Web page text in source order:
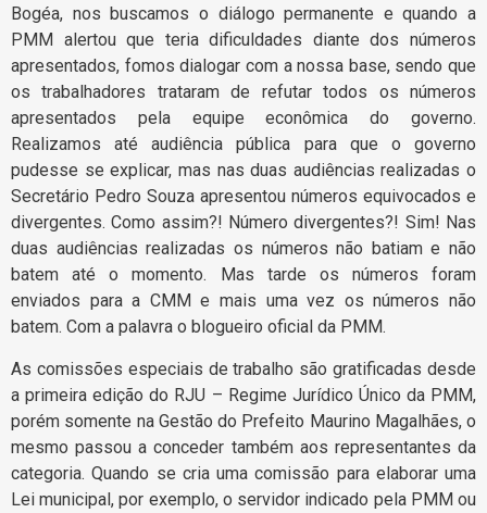
Bogéa, nos buscamos o diálogo permanente e quando a
PMM alertou que teria dificuldades diante dos números
apresentados, fomos dialogar com a nossa base, sendo que
os trabalhadores trataram de refutar todos os números
apresentados pela equipe econômica do governo.
Realizamos até audiência pública para que o governo
pudesse se explicar, mas nas duas audiências realizadas o
Secretário Pedro Souza apresentou números equivocados e
divergentes. Como assim?! Número divergentes?! Sim! Nas
duas audiências realizadas os números não batiam e não
batem até o momento. Mas tarde os números foram
enviados para a CMM e mais uma vez os números não
batem. Com a palavra o blogueiro oficial da PMM.
As comissões especiais de trabalho são gratificadas desde
a primeira edição do RJU – Regime Jurídico Único da PMM,
porém somente na Gestão do Prefeito Maurino Magalhães, o
mesmo passou a conceder também aos representantes da
categoria. Quando se cria uma comissão para elaborar uma
Lei municipal, por exemplo, o servidor indicado pela PMM ou